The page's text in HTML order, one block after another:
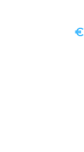
€